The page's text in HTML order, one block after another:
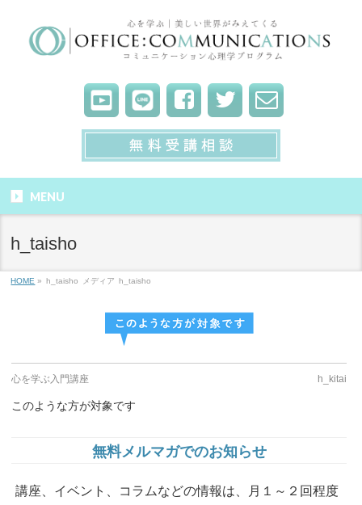
MENU
h_taisho
HOME » h_taisho メディア h_taisho
心を学ぶ入門講座 h_kitai
このような方が対象です
無料メルマガでのお知らせ
講座、イベント、コラムなどの情報は、月１～２回程度